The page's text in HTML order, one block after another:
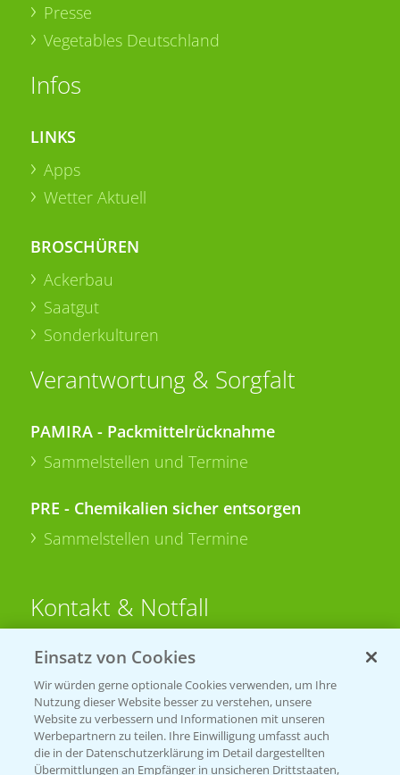
Presse
Vegetables Deutschland
Infos
LINKS
Apps
Wetter Aktuell
BROSCHÜREN
Ackerbau
Saatgut
Sonderkulturen
Verantwortung & Sorgfalt
PAMIRA - Packmittelrücknahme
Sammelstellen und Termine
PRE - Chemikalien sicher entsorgen
Sammelstellen und Termine
Kontakt & Notfall
Beratung auf WhatsApp
T.+49 (0)174 346 564 1
KONTAKT
Einsatz von Cookies
Wir würden gerne optionale Cookies verwenden, um Ihre
Nutzung dieser Website besser zu verstehen, unsere
Website zu verbessern und Informationen mit unseren
Werbepartnern zu teilen. Ihre Einwilligung umfasst auch
die in der Datenschutzerklärung im Detail dargestellten
Übermittlungen an Empfänger in unsicheren Drittstaaten,